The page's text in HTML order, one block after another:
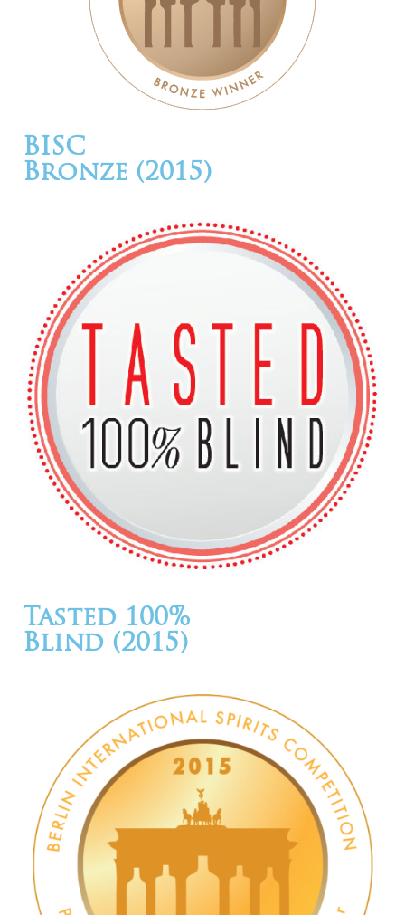
BISC
Bronze (2015)
Tasted 100%
Blind (2015)